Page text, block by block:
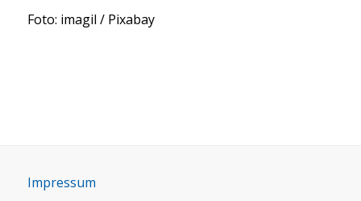
Foto: ima­gil / Pix­a­bay
Impres­sum